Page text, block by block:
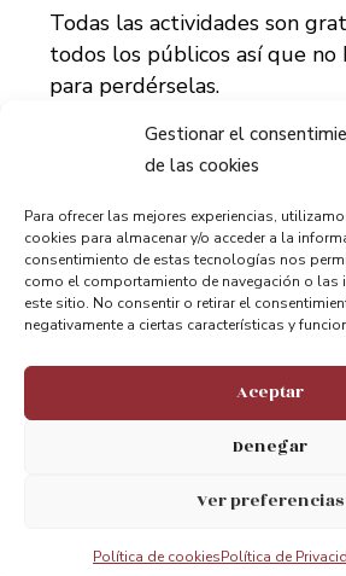
Gestionar el
de las cookies
Para ofrecer las mejores experiencias,
cookies para almacenar y/o acceder a la
consentimiento de estas tecnologías nos
como el comportamiento de navegación o las
este sitio. No consentir o retirar el
negativamente a ciertas características y
Aceptar
Denegar
Ver preferencias
Política de cookiesPolítica de
Todas las actividades son
todos los públicos así que no
para perdérselas.
Compartir:
Pintxos, wine and music blend together on the Bizkaia Bridge terraces